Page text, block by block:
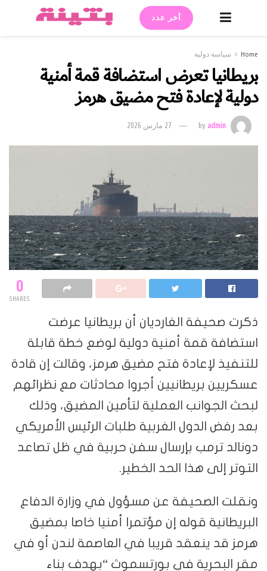
أخر عدد
Home سياسة دولية
بريطانيا تعرض استضافة قمة أمنية
دولية لإعادة فتح مضيق هرمز
byadmin 27 مارس 2026
0
SHARES
ذكرت صحيفة الغارديان أن بريطانيا عرضت
استضافة قمة أمنية دولية لوضع خطة قابلة
للتنفيذ لإعادة فتح مضيق هرمز، وقالت إن قادة
عسكريين بريطانيين أجروا محادثات مع نظرائهم
لبحث الجوانب العملية لتأمين المضيق، وذلك
بعد رفض الدول الغربية طلبات الرئيس الأمريكي
دونالد ترمب بإرسال سفن حربية في ظل تصاعد
التوتر إلى هذا الحد الخطير.
ونقلت الصحيفة عن مسؤول في وزارة الدفاع
البريطانية قوله إن مؤتمرا أمنيا خاصا بمضيق
هرمز قد ينعقد قريبا في العاصمة لندن أو في
مقر البحرية في بورتسموث “بهدف بناء